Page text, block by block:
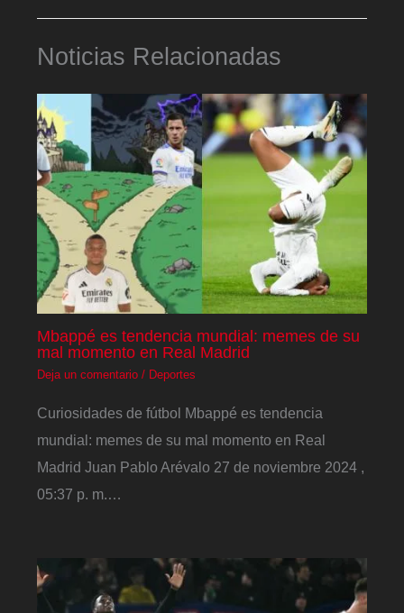
Noticias Relacionadas
Mbappé es tendencia mundial: memes de su
mal momento en Real Madrid
Deja un comentario / Deportes
Curiosidades de fútbol Mbappé es tendencia
mundial: memes de su mal momento en Real
Madrid Juan Pablo Arévalo 27 de noviembre 2024 ,
05:37 p. m.…